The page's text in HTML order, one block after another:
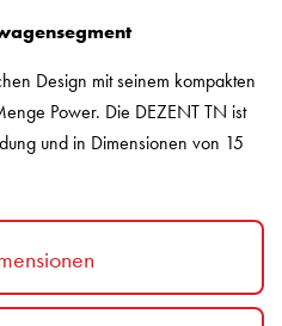
Design mit seinem kompakten
Power. Die DEZENT TN ist
und in Dimensionen von 15